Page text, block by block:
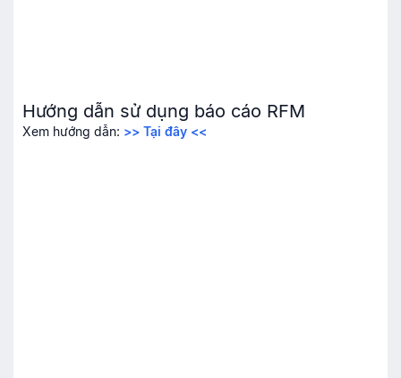
Hướng dẫn sử dụng báo cáo RFM
Xem hướng dẫn: >> Tại đây <<